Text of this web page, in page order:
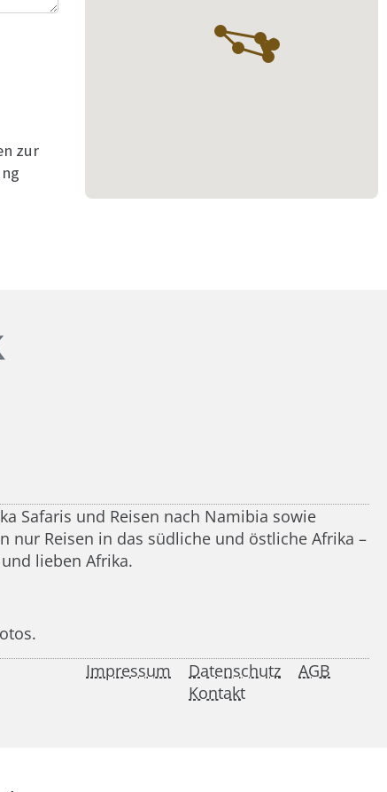
zur
Safaris und Reisen nach Namibia sowie
Reisen in das südliche und östliche Afrika –
lieben Afrika.
Impressum Datenschutz
AGB
Kontakt